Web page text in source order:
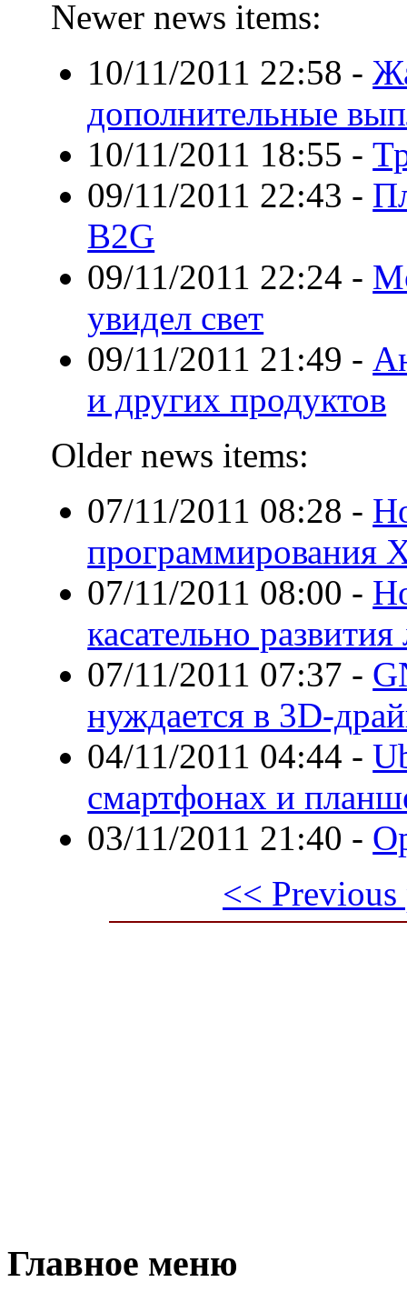
Newer news items:
10/11/2011 22:58 -
дополнительные
10/11/2011 18:55 -
09/11/2011 22:43 -
B2G
09/11/2011 22:24 -
увидел свет
09/11/2011 21:49 -
и других продуктов
Older news items:
07/11/2011 08:28 -
программирования
07/11/2011 08:00 -
касательно
07/11/2011 07:37 -
нуждается в 3D-
04/11/2011 04:44 -
смартфонах и
03/11/2011 21:40 -
<< Previous
Главное меню